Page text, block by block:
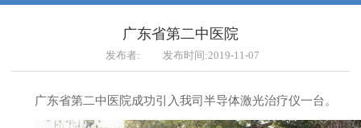
广东省第二中医院
发布者: 发布时间:2019-11-07
广东省第二中医院成功引入我司半导体激光治疗仪一台。